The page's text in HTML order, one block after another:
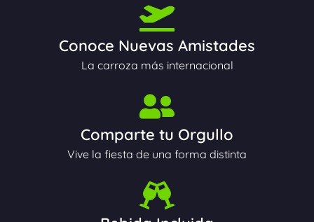
Conoce Nuevas Amistades
La carroza más internacional
Comparte tu Orgullo
Vive la fiesta de una forma distinta